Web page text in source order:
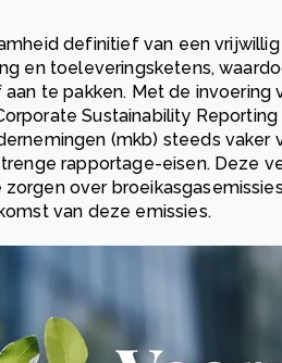
definitief van een
en toeleveringsketens,
te pakken. Met de invoering
Sustainability
(mkb) steeds vaker
rapportage-eisen. Deze
over
van deze emissies.